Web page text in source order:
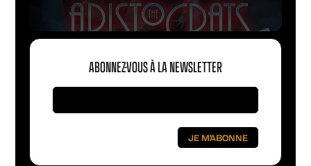
ABONNEZ-VOUS À LA NEWSLETTER